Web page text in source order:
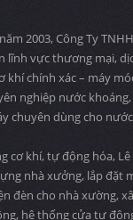
2003, Công Ty
lĩnh vực thương mại,
khí chính xác – máy
nghiệp nước
chuyên dùng cho
cơ khí, tự động hóa,
nhà xưởng, lắp đặt
đèn cho nhà xường,
hệ thống cửa tự